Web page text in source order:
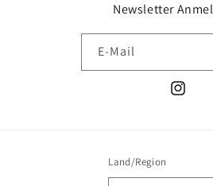
Newsletter
E-Mail
Land/Region